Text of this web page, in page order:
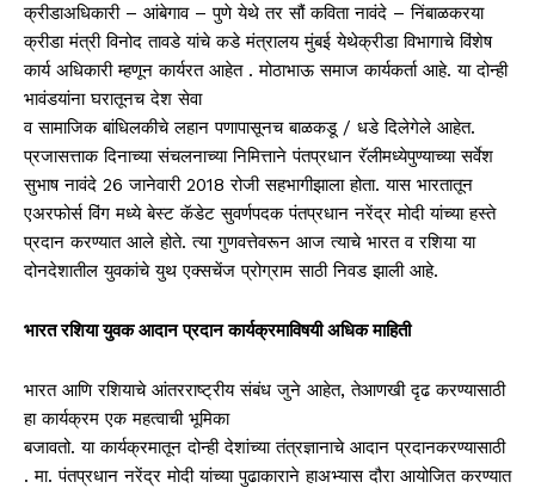
क्रीडाअधिकारी – आंबेगाव – पुणे येथे तर सौं कविता नावंदे – निंबाळकरया
क्रीडा मंत्री विनोद तावडे यांचे कडे मंत्रालय मुंबई येथेक्रीडा विभागाचे विंशेष
कार्य अधिकारी म्हणून कार्यरत आहेत . मोठाभाऊ समाज कार्यकर्ता आहे. या दोन्ही
भावंडयांना घरातूनच देश सेवा
व सामाजिक बांधिलकीचे लहान पणापासूनच बाळकडू / धडे दिलेगेले आहेत.
प्रजासत्ताक दिनाच्या संचलनाच्या निमित्ताने पंतप्रधान रॅलीमध्येपुण्याच्या सर्वेश
सुभाष नावंदे 26 जानेवारी 2018 रोजी सहभागीझाला होता. यास भारतातून
एअरफोर्स विंग मध्ये बेस्ट कॅडेट सुवर्णपदक पंतप्रधान नरेंद्र मोदी यांच्या हस्ते
प्रदान करण्यात आले होते. त्या गुणवत्तेवरून आज त्याचे भारत व रशिया या
दोनदेशातील युवकांचे युथ एक्सचेंज प्रोग्राम साठी निवड झाली आहे.
भारत रशिया युवक आदान प्रदान कार्यक्रमाविषयी अधिक माहिती
भारत आणि रशियाचे आंतरराष्ट्रीय संबंध जुने आहेत, तेआणखी दृढ करण्यासाठी
हा कार्यक्रम एक महत्वाची भूमिका
बजावतो. या कार्यक्रमातून दोन्ही देशांच्या तंत्रज्ञानाचे आदान प्रदानकरण्यासाठी
. मा. पंतप्रधान नरेंद्र मोदी यांच्या पुढाकाराने हाअभ्यास दौरा आयोजित करण्यात